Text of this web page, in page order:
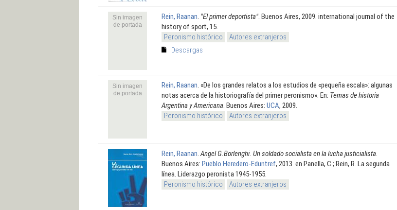
Sin imagen
de portada
Rein, Raanan. "El primer deportista". Buenos Aires, 2009. international journal of the
history of sport, 15.
Peronismo histórico
Autores extranjeros
Descargas
Sin imagen
de portada
Rein, Raanan. «De los grandes relatos a los estudios de «pequeña escala»: algunas
notas acerca de la historiografía del primer peronismo». En: Temas de historia
Argentina y Americana. Buenos Aires: UCA, 2009.
Peronismo histórico
Autores extranjeros
Rein, Raanan.Angel G.Borlenghi. Un soldado socialista en la lucha justicialista.
Buenos Aires: Pueblo Heredero-Eduntref, 2013. en Panella, C.; Rein, R. La segunda
línea. Liderazgo peronista 1945-1955.
Peronismo histórico
Autores extranjeros